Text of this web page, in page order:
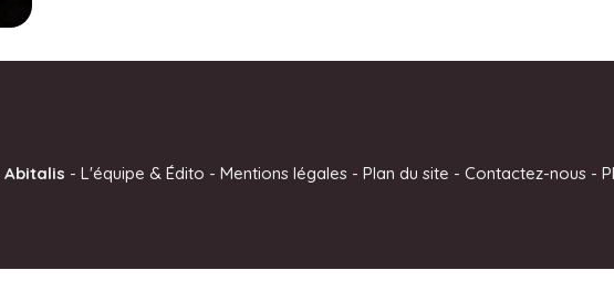
Abitalis - L'équipe & Édito - Mentions légales- Plan du site - Contactez-nous-